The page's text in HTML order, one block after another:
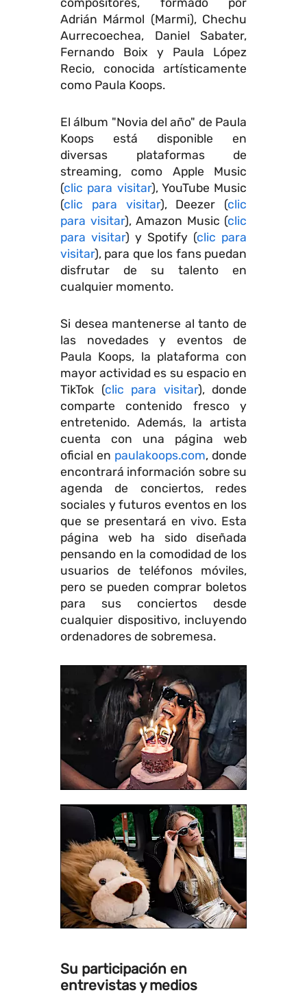
compositores, formado por
Adrián Mármol (Marmi), Chechu
Aurrecoechea, Daniel Sabater,
Fernando Boix y Paula López
Recio, conocida artísticamente
como Paula Koops.
El álbum "Novia del año" de Paula
Koops está disponible en
diversas plataformas de
streaming, como Apple Music
(clic para visitar), YouTube Music
(clic para visitar), Deezer (clic
para visitar), Amazon Music (clic
para visitar) y Spotify (clic para
visitar), para que los fans puedan
disfrutar de su talento en
cualquier momento.
Si desea mantenerse al tanto de
las novedades y eventos de
Paula Koops, la plataforma con
mayor actividad es su espacio en
TikTok (clic para visitar), donde
comparte contenido fresco y
entretenido. Además, la artista
cuenta con una página web
oficial en paulakoops.com, donde
encontrará información sobre su
agenda de conciertos, redes
sociales y futuros eventos en los
que se presentará en vivo. Esta
página web ha sido diseñada
pensando en la comodidad de los
usuarios de teléfonos móviles,
pero se pueden comprar boletos
para sus conciertos desde
cualquier dispositivo, incluyendo
ordenadores de sobremesa.
Su participación en
entrevistas y medios